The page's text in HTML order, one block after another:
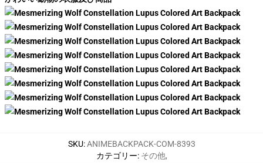
SKU:ANIMEBACKPACK-COM-8393
カテゴリー: その他,